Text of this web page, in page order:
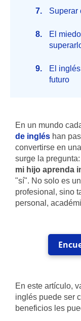
Superar
El
El
futuro
En un mundo
de inglés han
convertirse en
surge la pregunta:
mi hijo aprenda
"sí". No solo es
profesional, sino
personal,
En este artículo,
inglés puede ser
beneficios les